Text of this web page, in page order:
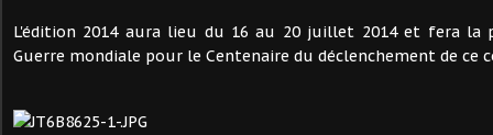
L'édition 2014 aura lieu du 16 au 20 juillet 2014 et fera la
Guerre mondiale pour le Centenaire du déclenchement de ce